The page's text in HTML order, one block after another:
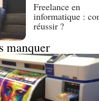
Freelance en
informatique :
réussir ?
manquer